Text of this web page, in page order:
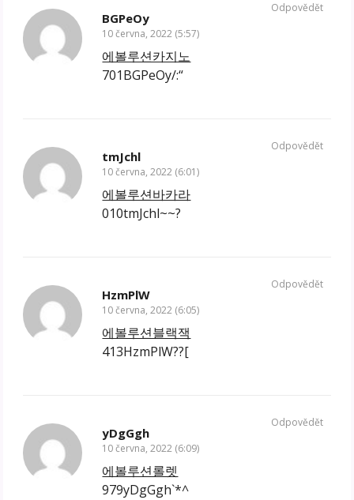
BGPeOy
10 června, 2022 (5:57)
에볼루션카지노
701BGPeOy/:“
Odpovědět
tmJchl
10 června, 2022 (6:01)
에볼루션바카라
010tmJchl~~?
Odpovědět
HzmPlW
10 června, 2022 (6:05)
에볼루션블랙잭
413HzmPlW??[
Odpovědět
yDgGgh
10 června, 2022 (6:09)
에볼루션롤렛
979yDgGgh`*^
Odpovědět